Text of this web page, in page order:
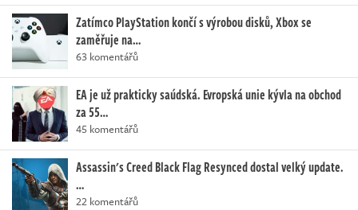
Zatímco PlayStation končí s výrobou disků, Xbox se
zaměřuje na…
63 komentářů
EA je už prakticky saúdská. Evropská unie kývla na obchod
za 55…
45 komentářů
Assassin's Creed Black Flag Resynced dostal velký update.
…
22 komentářů